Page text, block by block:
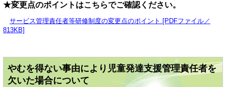
★変更点のポイントはこちらでご確認ください。
サービス管理責任者等研修制度の変更点のポイント [PDFファイル／
813KB]
やむを得ない事由により児童発達支援管理責任者を
欠いた場合について